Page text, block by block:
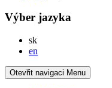
Výber jazyka
skSlovensky
en
Otevřit navigaci Menu